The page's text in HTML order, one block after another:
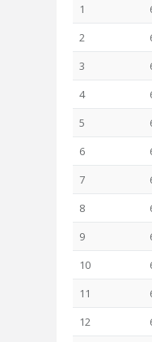
1
2
3
4
5
6
7
8
9
10
11
12